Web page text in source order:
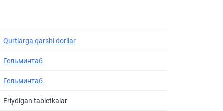
Qurtlarga qarshi dorilar
Гельминтаб
Гельминтаб
Eriydigan tabletkalar